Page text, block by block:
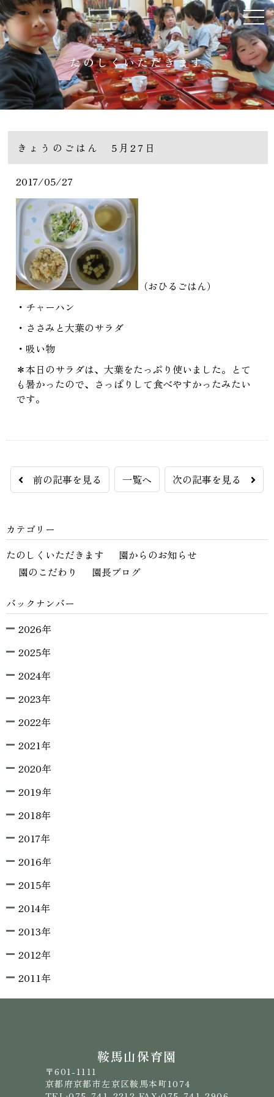
たのしくいただきます
きょうのごはん 5月27日
2017/05/27
（おひるごはん）
・チャーハン
・ささみと大葉のサラダ
・吸い物
＊本日のサラダは、大葉をたっぷり使いました。とて
も暑かったので、さっぱりして食べやすかったみたい
です。
前の記事を見る 一覧へ 次の記事を見る
カテゴリー
たのしくいただきます
園からのお知らせ
園のこだわり
園長ブログ
バックナンバー
2026年
2025年
2024年
2023年
2022年
2021年
2020年
2019年
2018年
2017年
2016年
2015年
2014年
2013年
2012年
2011年
鞍馬山保育園
〒601-1111
京都府京都市左京区鞍馬本町1074